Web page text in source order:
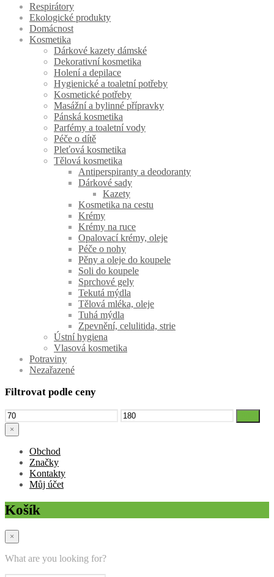
Respirátory
Ekologické produkty
Domácnost
Kosmetika
Dárkové kazety dámské
Dekorativní kosmetika
Holení a depilace
Hygienické a toaletní potřeby
Kosmetické potřeby
Masážní a bylinné přípravky
Pánská kosmetika
Parfémy a toaletní vody
Péče o dítě
Pleťová kosmetika
Tělová kosmetika
Antiperspiranty a deodoranty
Dárkové sady
Kazety
Kosmetika na cestu
Krémy
Krémy na ruce
Opalovací krémy, oleje
Péče o nohy
Pěny a oleje do koupele
Soli do koupele
Sprchové gely
Tekutá mýdla
Tělová mléka, oleje
Tuhá mýdla
Zpevnění, celulitida, strie
Ústní hygiena
Vlasová kosmetika
Potraviny
Nezařazené
Filtrovat podle ceny
Minimální
cena
Maximální
cena
×
Obchod
Značky
Kontakty
Můj účet
Košík
×
What are you looking for?